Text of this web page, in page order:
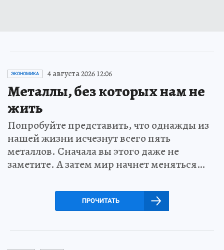
ЭКОНОМИКА 4 августа 2026 12:06
Металлы, без которых нам не
жить
Попробуйте представить, что однажды из
нашей жизни исчезнут всего пять
металлов. Сначала вы этого даже не
заметите. А затем мир начнет меняться…
ПРОЧИТАТЬ